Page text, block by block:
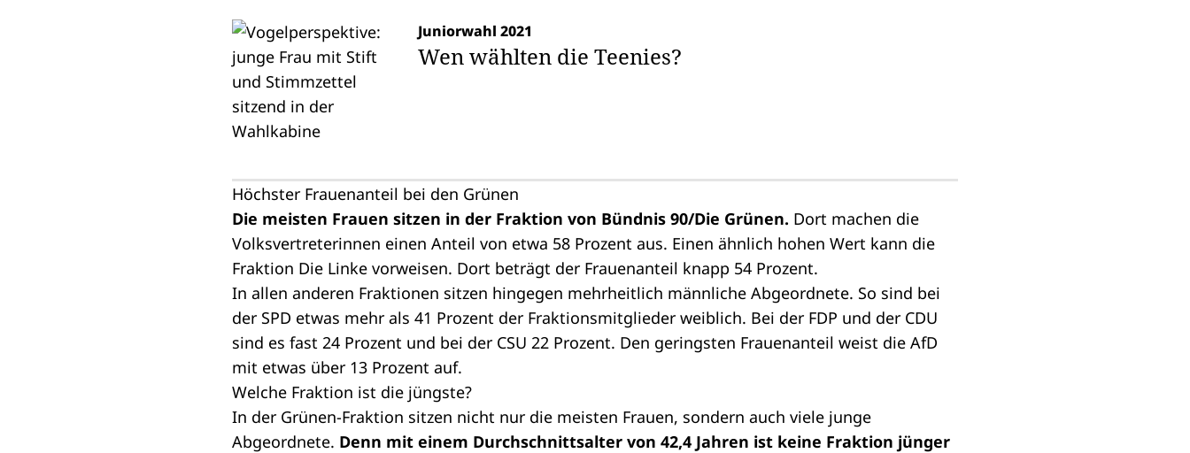
Juniorwahl 2021
Wen wählten die Teenies?
Höchster Frauenanteil bei den Grünen
Die meisten Frauen sitzen in der Fraktion von Bündnis 90/Die Grünen. Dort machen die
Volksvertreterinnen einen Anteil von etwa 58 Prozent aus. Einen ähnlich hohen Wert kann die
Fraktion Die Linke vorweisen. Dort beträgt der Frauenanteil knapp 54 Prozent.
In allen anderen Fraktionen sitzen hingegen mehrheitlich männliche Abgeordnete. So sind bei
der SPD etwas mehr als 41 Prozent der Fraktionsmitglieder weiblich. Bei der FDP und der CDU
sind es fast 24 Prozent und bei der CSU 22 Prozent. Den geringsten Frauenanteil weist die AfD
mit etwas über 13 Prozent auf.
Welche Fraktion ist die jüngste?
In der Grünen-Fraktion sitzen nicht nur die meisten Frauen, sondern auch viele junge
Abgeordnete. Denn mit einem Durchschnittsalter von 42,4 Jahren ist keine Fraktion jünger